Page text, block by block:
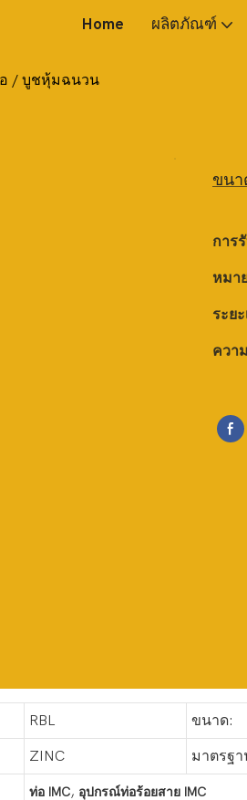
Home ผลิตภัณฑ์
/ บูชหุ้มฉนวน
ขน
การ
หมา
ระย
ควา
RBL ขนาด:
ZINC มาตรฐา
ท่อ IMC, อุปกรณ์ท่อร้อยสาย IMC